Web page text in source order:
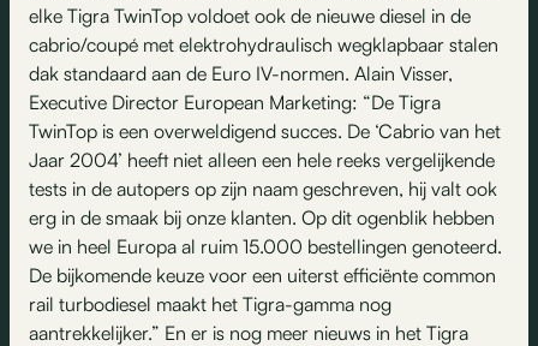
elke Tigra TwinTop voldoet ook de nieuwe diesel in de
cabrio/coupé met elektrohydraulisch wegklapbaar stalen
dak standaard aan de Euro IV-normen. Alain Visser,
Executive Director European Marketing: “De Tigra
TwinTop is een overweldigend succes. De ‘Cabrio van het
Jaar 2004’ heeft niet alleen een hele reeks vergelijkende
tests in de autopers op zijn naam geschreven, hij valt ook
erg in de smaak bij onze klanten. Op dit ogenblik hebben
we in heel Europa al ruim 15.000 bestellingen genoteerd.
De bijkomende keuze voor een uiterst efficiënte common
rail turbodiesel maakt het Tigra-gamma nog
aantrekkelijker.” En er is nog meer nieuws in het Tigra